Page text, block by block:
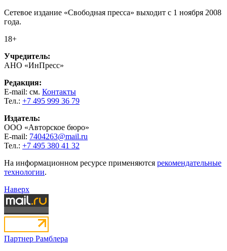
Сетевое издание «Свободная пресса» выходит с 1 ноября 2008
года.
18+
Учредитель:
АНО «ИнПресс»
Редакция:
E-mail: см. Контакты
Тел.: +7 495 999 36 79
Издатель:
ООО «Авторское бюро»
E-mail: 7404263@mail.ru
Тел.: +7 495 380 41 32
На информационном ресурсе применяются рекомендательные
технологии.
Наверх
Партнер Рамблера